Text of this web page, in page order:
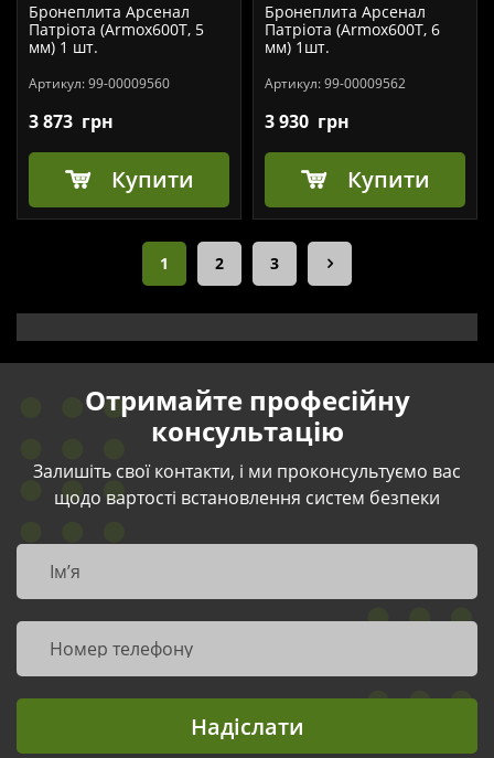
Бронеплита Арсенал
Патріота (Armox600T, 5
мм) 1 шт.
Артикул:99-00009560
3 873 грн
Купити
Бронеплита Арсенал
Патріота (Armox600T, 6
мм) 1шт.
Артикул:99-00009562
3 930 грн
Купити
1 2 3
Отримайте професійну
консультацію
Залишіть свої контакти, і ми проконсультуємо вас
щодо вартості встановлення систем безпеки
Надіслати